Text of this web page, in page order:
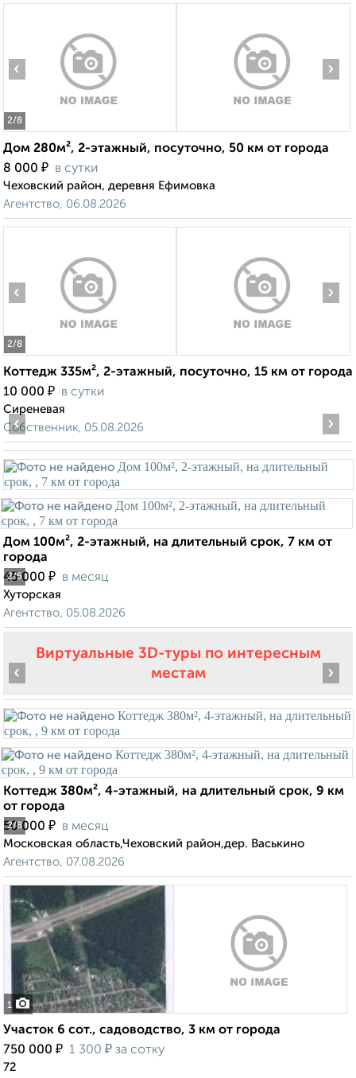
2/8
‹ ›
Дом 280м², 2-этажный, посуточно, 50 км от города
8 000 ₽ в сутки
Чеховский район, деревня Ефимовка
Агентство, 06.08.2026
2/8
‹ ›
Коттедж 335м², 2-этажный, посуточно, 15 км от города
10 000 ₽ в сутки
Сиреневая
Собственник, 05.08.2026
2/5
‹ ›
Дом 100м², 2-этажный, на длительный срок, 7 км от
города
45 000 ₽ в месяц
Хуторская
Агентство, 05.08.2026
Виртуальные 3D-туры по интересным
местам
2/8
‹ ›
Коттедж 380м², 4-этажный, на длительный срок, 9 км
от города
50 000 ₽ в месяц
Московская область,Чеховский район,дер. Васькино
Агентство, 07.08.2026
1
Участок 6 сот., садоводство, 3 км от города
750 000 ₽ 1 300 ₽ за сотку
72